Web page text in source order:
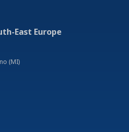
East Europe
(MI)